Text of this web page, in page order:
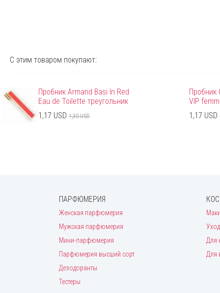
С этим товаром покупают:
Пробник Armand Basi In Red
Eau de Toilette треугольник
1,17 USD1,30 USD
Пробник
VIP
1,17 USD
ПАРФЮМЕРИЯ
Женская парфюмерия
Мужская парфюмерия
Мини-парфюмерия
Парфюмерия высший сорт
Дезодоранты
Тестеры
Для
Для